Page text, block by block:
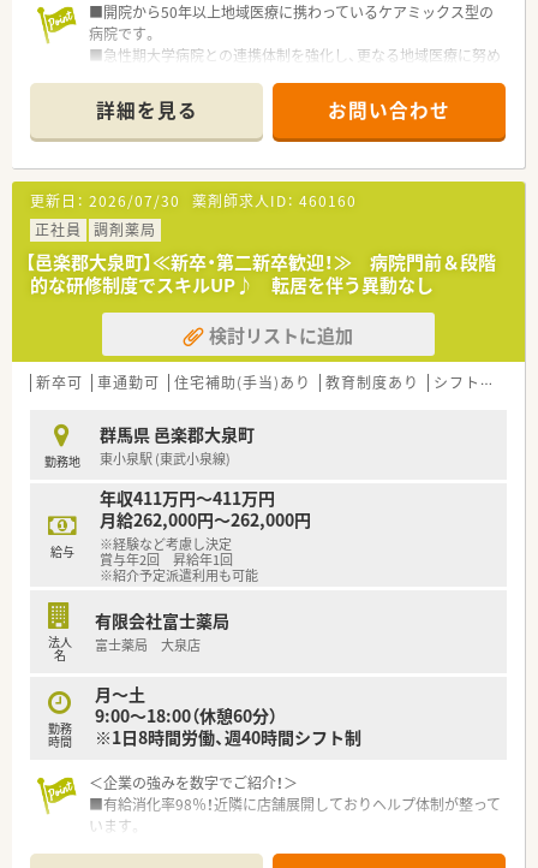
■開院から50年以上地域医療に携わっているケアミックス型の
病院です。
■急性期大学病院との連携体制を強化し、更なる地域医療に努め
詳細を見る お問い合わせ
更新日： 2026/07/30 薬剤師求人ID： 460160
正社員
調剤薬局
【邑楽郡大泉町】≪新卒・第二新卒歓迎！≫ 病院門前＆段階
的な研修制度でスキルUP♪ 転居を伴う異動なし
検討リストに追加
新卒可 車通勤可 住宅補助(手当)あり 教育制度あり シフト制
勤務地
群馬県 邑楽郡大泉町
東小泉駅 (東武小泉線)
給与
年収411万円～411万円
月給262,000円～262,000円
※経験など考慮し決定
賞与年2回 昇給年1回
※紹介予定派遣利用も可能
法人
名
有限会社富士薬局
富士薬局 大泉店
勤務
時間
月～土
9:00～18:00（休憩60分）
※1日8時間労働、週40時間シフト制
＜企業の強みを数字でご紹介！＞
■有給消化率98％！近隣に店舗展開しておりヘルプ体制が整って
います。